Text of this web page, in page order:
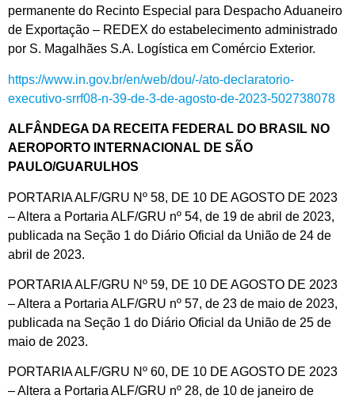
permanente do Recinto Especial para Despacho Aduaneiro
de Exportação – REDEX do estabelecimento administrado
por S. Magalhães S.A. Logística em Comércio Exterior.
https://www.in.gov.br/en/web/dou/-/ato-declaratorio-
executivo-srrf08-n-39-de-3-de-agosto-de-2023-502738078
ALFÂNDEGA DA RECEITA FEDERAL DO BRASIL NO
AEROPORTO INTERNACIONAL DE SÃO
PAULO/GUARULHOS
PORTARIA ALF/GRU Nº 58, DE 10 DE AGOSTO DE 2023
– Altera a Portaria ALF/GRU nº 54, de 19 de abril de 2023,
publicada na Seção 1 do Diário Oficial da União de 24 de
abril de 2023.
PORTARIA ALF/GRU Nº 59, DE 10 DE AGOSTO DE 2023
– Altera a Portaria ALF/GRU nº 57, de 23 de maio de 2023,
publicada na Seção 1 do Diário Oficial da União de 25 de
maio de 2023.
PORTARIA ALF/GRU Nº 60, DE 10 DE AGOSTO DE 2023
– Altera a Portaria ALF/GRU nº 28, de 10 de janeiro de